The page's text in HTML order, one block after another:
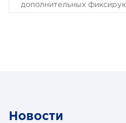
дополнительных
Вес (кг) 8,5
Новости